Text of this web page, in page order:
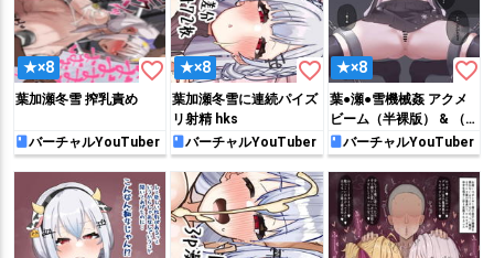
★×8 favorite_border
葉加瀬冬雪 搾乳責め
バーチャルYouTuber
★×8 favorite_border
葉加瀬冬雪に連続パイズ
リ射精 hks
バーチャルYouTuber
★×8 favorite_border
葉●瀬●雪機械姦 アクメ
ビーム（半裸版） & （着
衣版）
バーチャルYouTuber